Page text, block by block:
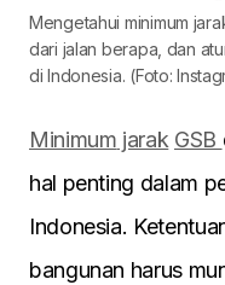
Mengetahui minimum
dari jalan berapa, dan
di Indonesia. (Foto:
Minimum jarak GSB
hal penting dalam
Indonesia.
bangunan harus